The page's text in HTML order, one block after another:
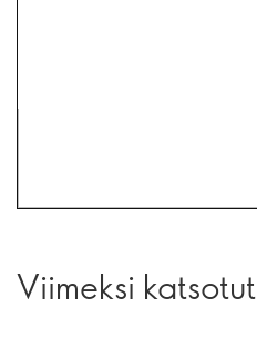
Viimeksi katsotut